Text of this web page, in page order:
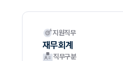
지원직무
재무회계
직무구분